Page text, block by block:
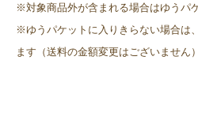
※対象商品外が含まれる場合はゆうパ
※ゆうパケットに入りきらない場合は
ます（送料の金額変更はございません）